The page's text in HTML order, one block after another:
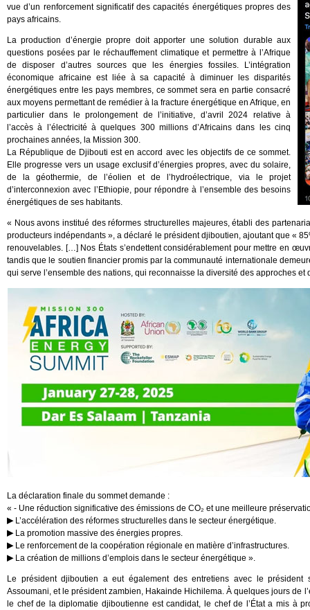
vue d’un renforcement significatif des capacités énergétiques propres des
pays africains.
La production d’énergie propre doit apporter une solution durable aux
questions posées par le réchauffement climatique et permettre à l’Afrique
de disposer d’autres sources que les énergies fossiles. L’intégration
économique africaine est liée à sa capacité à diminuer les disparités
énergétiques entre les pays membres, ce sommet sera en partie consacré
aux moyens permettant de remédier à la fracture énergétique en Afrique, en
particulier dans le prolongement de l’initiative, d’avril 2024 relative à
l’accès à l’électricité à quelques 300 millions d’Africains dans les cinq
prochaines années, la Mission 300.
La République de Djibouti est en accord avec les objectifs de ce sommet.
Elle progresse vers un usage exclusif d’énergies propres, avec du solaire,
de la géothermie, de l’éolien et de l’hydroélectrique, via le projet
d’interconnexion avec l’Ethiopie, pour répondre à l’ensemble des besoins
énergétiques de ses habitants.
« Nous avons institué des réformes structurelles majeures, établi des
producteurs indépendants », a déclaré le président djiboutien, ajoutant que «
renouvelables. […] Nos États s’endettent considérablement pour mettre en
tandis que le soutien financier promis par la communauté internationale
qui serve l’ensemble des nations, qui reconnaisse la diversité des approches et
La déclaration finale du sommet demande :
« - Une réduction significative des émissions de CO₂ et une meilleure
L’accélération des réformes structurelles dans le secteur énergétique.
La promotion massive des énergies propres.
Le renforcement de la coopération régionale en matière d’infrastructures.
La création de millions d’emplois dans le secteur énergétique ».
Le président djiboutien a eut également des entretiens avec le président
Assoumani, et le président zambien, Hakainde Hichilema. À quelques jours de
le chef de la diplomatie djiboutienne est candidat, le chef de l’État a mis à